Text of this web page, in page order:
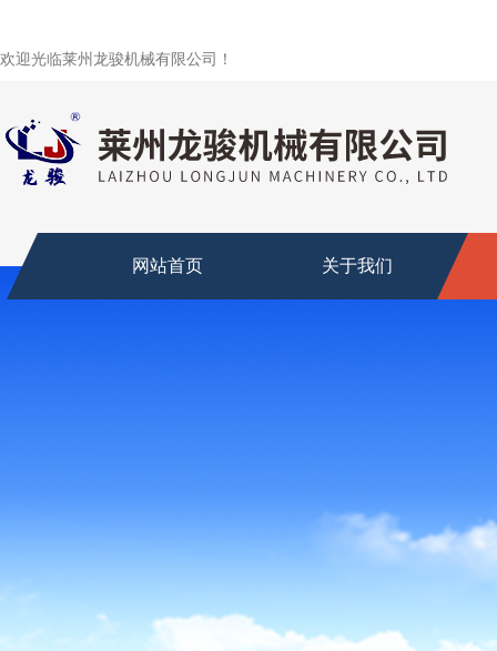
欢迎光临莱州龙骏机械有限公司！
网站首页 关于我们